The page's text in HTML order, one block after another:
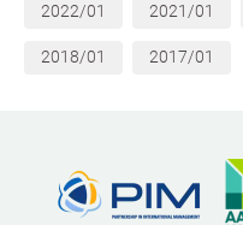
2022/01 2021/01
2018/01 2017/01